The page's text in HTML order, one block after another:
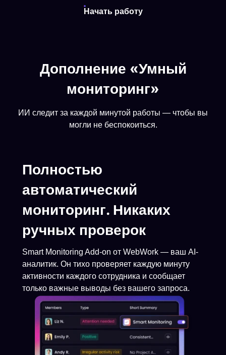
Начать работу
Дополнение «Умный
мониторинг»
ИИ следит за каждой минутой работы — чтобы вы
могли не беспокоиться.
Полностью
автоматический
мониторинг. Никаких
ручных проверок
Smart Monitoring Add-on от WebWork — ваш AI-
аналитик. Он тихо проверяет каждую минуту
активности каждого сотрудника и сообщает
только важные выводы без вашего запроса.